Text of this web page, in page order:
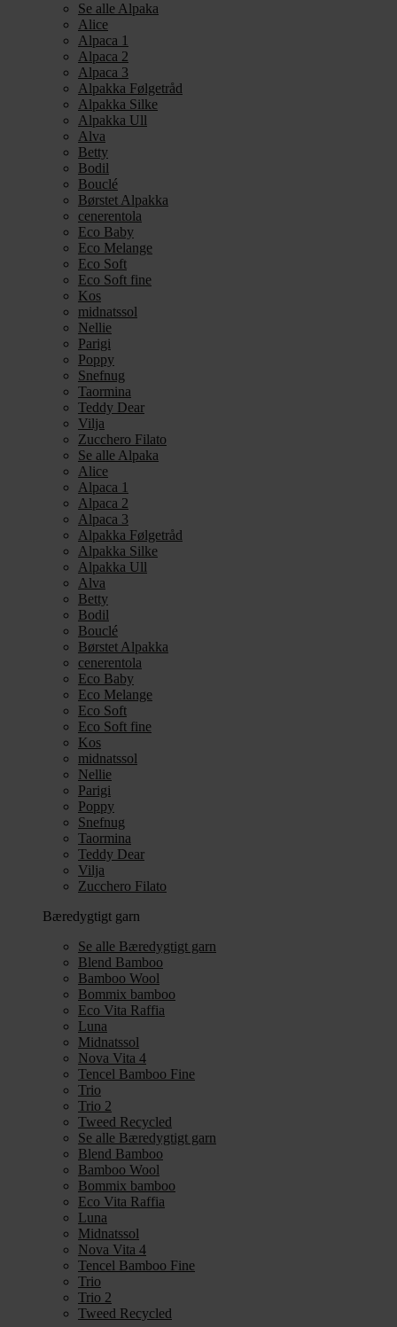
Se alle Alpaka
Alice
Alpaca 1
Alpaca 2
Alpaca 3
Alpakka Følgetråd
Alpakka Silke
Alpakka Ull
Alva
Betty
Bodil
Bouclé
Børstet Alpakka
cenerentola
Eco Baby
Eco Melange
Eco Soft
Eco Soft fine
Kos
midnatssol
Nellie
Parigi
Poppy
Snefnug
Taormina
Teddy Dear
Vilja
Zucchero Filato
Se alle Alpaka
Alice
Alpaca 1
Alpaca 2
Alpaca 3
Alpakka Følgetråd
Alpakka Silke
Alpakka Ull
Alva
Betty
Bodil
Bouclé
Børstet Alpakka
cenerentola
Eco Baby
Eco Melange
Eco Soft
Eco Soft fine
Kos
midnatssol
Nellie
Parigi
Poppy
Snefnug
Taormina
Teddy Dear
Vilja
Zucchero Filato
Bæredygtigt garn
Se alle Bæredygtigt garn
Blend Bamboo
Bamboo Wool
Bommix bamboo
Eco Vita Raffia
Luna
Midnatssol
Nova Vita 4
Tencel Bamboo Fine
Trio
Trio 2
Tweed Recycled
Se alle Bæredygtigt garn
Blend Bamboo
Bamboo Wool
Bommix bamboo
Eco Vita Raffia
Luna
Midnatssol
Nova Vita 4
Tencel Bamboo Fine
Trio
Trio 2
Tweed Recycled